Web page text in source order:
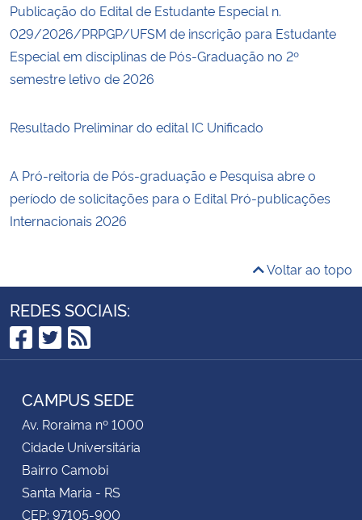
Publicação do Edital de Estudante Especial n.
029/2026/PRPGP/UFSM de inscrição para Estudante
Especial em disciplinas de Pós-Graduação no 2º
semestre letivo de 2026
Resultado Preliminar do edital IC Unificado
A Pró-reitoria de Pós-graduação e Pesquisa abre o
período de solicitações para o Edital Pró-publicações
Internacionais 2026
Voltar ao topo
REDES SOCIAIS:
Facebook
Twitter
RSS
CAMPUS SEDE
Av. Roraima nº 1000
Cidade Universitária
Bairro Camobi
Santa Maria - RS
CEP: 97105-900